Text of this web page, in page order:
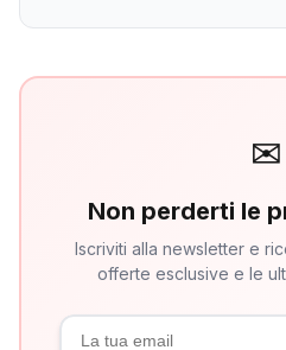
✉
Non perderti le
Iscriviti alla newsletter e
offerte esclusive e le